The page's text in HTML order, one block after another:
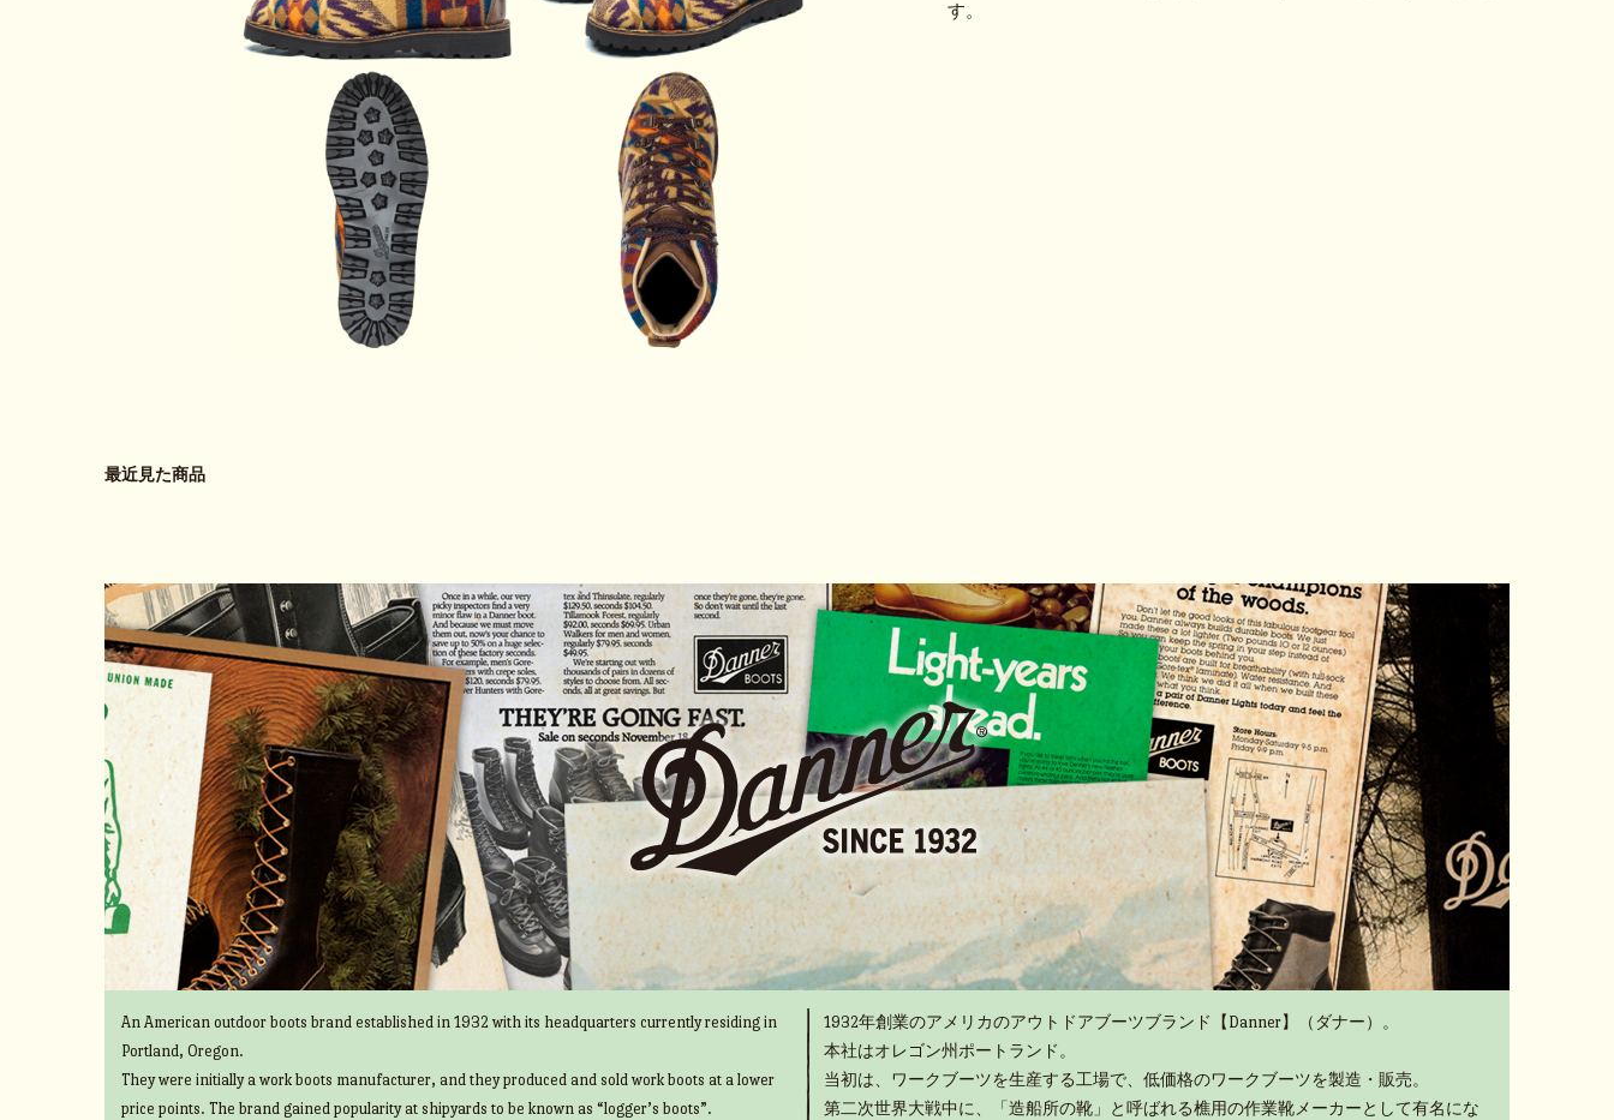
す。
最近見た商品
An American outdoor boots brand established in 1932 with its headquarters currently residing in
Portland, Oregon.
They were initially a work boots manufacturer, and they produced and sold work boots at a lower
price points. The brand gained popularity at shipyards to be known as “logger’s boots”.
1932年創業のアメリカのアウトドアブーツブランド【Danner】（ダナー）。
本社はオレゴン州ポートランド。
当初は、ワークブーツを生産する工場で、低価格のワークブーツを製造・販売。
第二次世界大戦中に、「造船所の靴」と呼ばれる樵用の作業靴メーカーとして有名にな